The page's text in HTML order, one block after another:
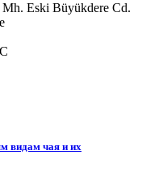
Mh. Eski Büyükdere Cd.
видам чая и их